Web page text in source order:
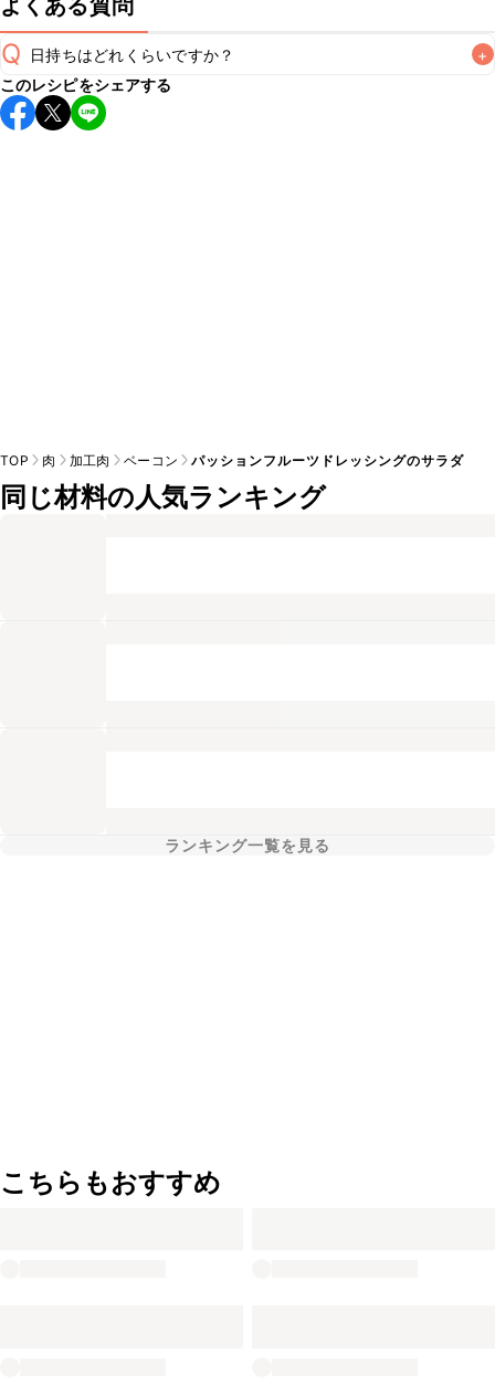
よくある質問
Q 日持ちはどれくらいですか？ +
保存期間は冷蔵で当日中が目安です。なるべくお早めにお召
し上がりください。
このレシピをシェアする
TOP 肉 加工肉 ベーコン パッションフルーツドレッシングのサラダ
同じ材料の人気ランキング
ランキング一覧を見る
こちらもおすすめ